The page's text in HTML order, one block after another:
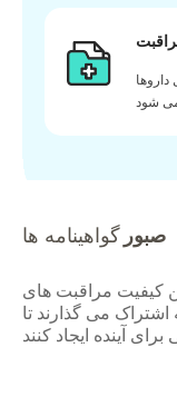
شود
صبور گواهینامه ها
کیفیت مراقبت های
می گذارند تا